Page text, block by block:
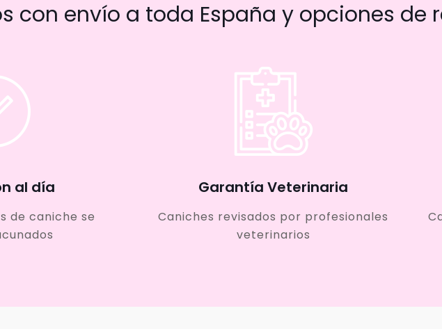
con envío a toda España y opciones de
al día
de caniche se
Garantía Veterinaria
Caniches revisados por profesionales
veterinarios